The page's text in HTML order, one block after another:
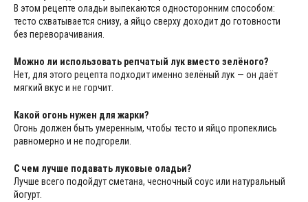
В этом рецепте оладьи выпекаются односторонним способом:
тесто схватывается снизу, а яйцо сверху доходит до готовности
без переворачивания.
Можно ли использовать репчатый лук вместо зелёного?
Нет, для этого рецепта подходит именно зелёный лук — он даёт
мягкий вкус и не горчит.
Какой огонь нужен для жарки?
Огонь должен быть умеренным, чтобы тесто и яйцо пропеклись
равномерно и не подгорели.
С чем лучше подавать луковые оладьи?
Лучше всего подойдут сметана, чесночный соус или натуральный
йогурт.